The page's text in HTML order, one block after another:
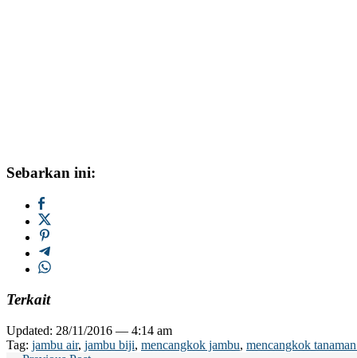
Sebarkan ini:
Terkait
Updated: 28/11/2016 — 4:14 am
Tag: jambu air, jambu biji, mencangkok jambu, mencangkok